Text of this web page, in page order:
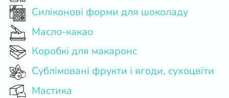
Силіконові форми для шоколаду
Масло-какао
Коробкі для макаронс
Сублімовані фрукти і ягоди, сухоцвіти
Мастика